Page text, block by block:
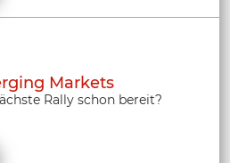
Markets
Rally schon bereit?